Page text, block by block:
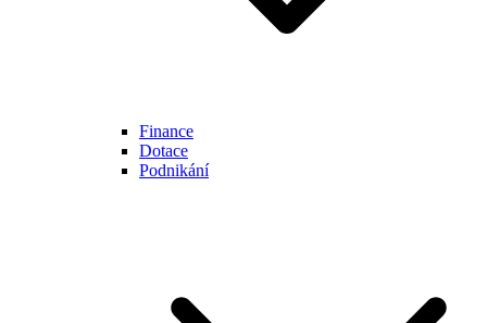
Finance
Dotace
Podnikání